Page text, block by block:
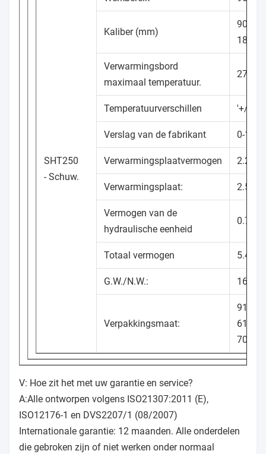
SHT250
- Schuw.
Kaliber (mm)
90,
180,
Verwarmingsbord
maximaal temperatuur.
270 °C
Temperatuurverschillen ′+/-5°
Verslag van de fabrikant 0-
Verwarmingsplaatvermogen 2.2 Kw
Verwarmingsplaat: 2.5 Kw
Vermogen van de
hydraulische eenheid
0.75
Totaal vermogen 5.45
G.W./N.W.: 160/
Verpakkingsmaat:
91 x
V: Hoe zit het met uw garantie en service?
A:Alle ontworpen volgens ISO21307:2011 (E),
ISO12176-1 en DVS2207/1 (08/2007)
Internationale garantie: 12 maanden. Alle onderdelen
die gebroken zijn of niet werken onder normaal